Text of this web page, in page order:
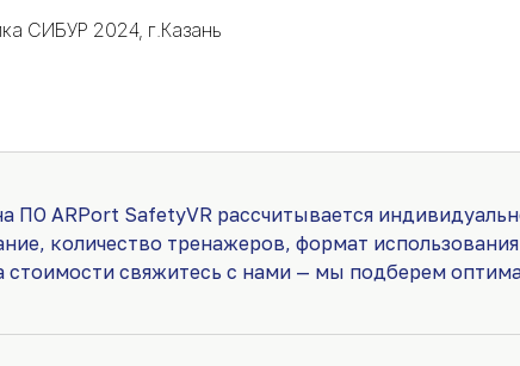
СИБУР 2024, г.Казань
ПО ARPort SafetyVR рассчитывается
количество тренажеров, формат
стоимости свяжитесь с нами — мы подберем